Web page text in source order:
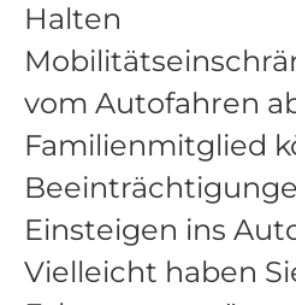
Halten
vom Autofahren
Familienmitglied
Einsteigen ins
Vielleicht haben